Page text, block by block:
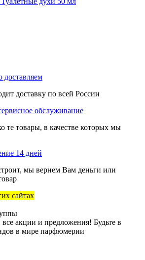
доставляем
доставку по всей России
обслуживание
те товары, в качестве которых мы
14 дней
мы вернем Вам деньги или
сайтах
акции и предложения! Будьте в
в мире парфюмерии